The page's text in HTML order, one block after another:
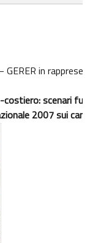
in
scenari
2007 sui